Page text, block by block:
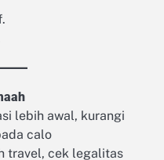
lebih awal, kurangi
calo
travel, cek legalitas